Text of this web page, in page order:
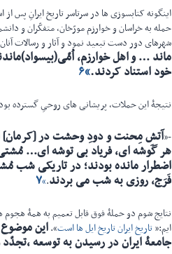
حمله به خراسان و خوارزم مورّخان، متفکّران و
شهرهای دور دست تبعيد نمود و آثار و رسالات
ماند … واهل خوارزم،
خود استناد کردند.
»۶
نتیجۀ این حملات، پریشانی های روحیِ گسترده بود
-«آتشِ مِحنت و دودِ وحشت در [کرمان]
هر گوشه ای، فرياد بی توشه ای…
اضطرار مانده بودند؛ در تاريکی شب
فَرَج، روزی به شب می بردند.
»۷
نتايج شوم دو حملۀ فوق قابل تعمیم به همۀ هجوم
ایم:«تاریخ ایران تاریخ ایل ها است».این
جامعۀ ایران در رسیدن به توسعه